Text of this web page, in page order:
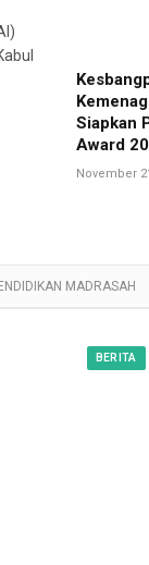
Siapkan
Award
November
MADRASAH
BERITA